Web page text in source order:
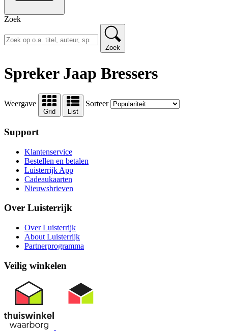
Zoek
Zoek
Spreker Jaap Bressers
Weergave
Grid List
Sorteer
Support
Klantenservice
Bestellen en betalen
Luisterrijk App
Cadeaukaarten
Nieuwsbrieven
Over Luisterrijk
Over Luisterrijk
About Luisterrijk
Partnerprogramma
Veilig winkelen